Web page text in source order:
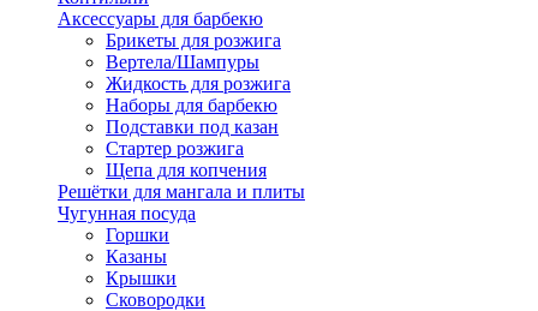
Аксессуары для барбекю
Брикеты для розжига
Вертела/Шампуры
Жидкость для розжига
Наборы для барбекю
Подставки под казан
Стартер розжига
Щепа для копчения
Решётки для мангала и плиты
Чугунная посуда
Горшки
Казаны
Крышки
Сковородки